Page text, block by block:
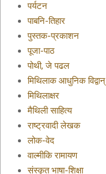
पर्यटन
पाबनि-तिहार
पुस्तक-प्रकाशन
पूजा-पाठ
पोथी, जे पढल
मिथिलाक आधुनिक विद्वान्
मिथिलाक्षर
मैथिली साहित्य
राष्ट्रवादी लेखक
लोक-वेद
वाल्मीकि रामायण
संस्कृत भाषा-शिक्षा